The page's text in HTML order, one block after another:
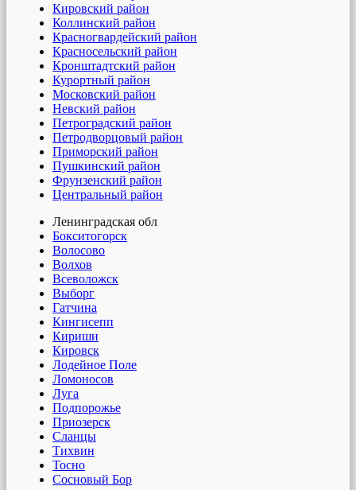
Кировский район
Коллинский район
Красногвардейский район
Красносельский район
Кронштадтский район
Курортный район
Московский район
Невский район
Петроградский район
Петродворцовый район
Приморский район
Пушкинский район
Фрунзенский район
Центральный район
Ленинградская обл
Бокситогорск
Волосово
Волхов
Всеволожск
Выборг
Гатчина
Кингисепп
Кириши
Кировск
Лодейное Поле
Ломоносов
Луга
Подпорожье
Приозерск
Сланцы
Тихвин
Тосно
Сосновый Бор